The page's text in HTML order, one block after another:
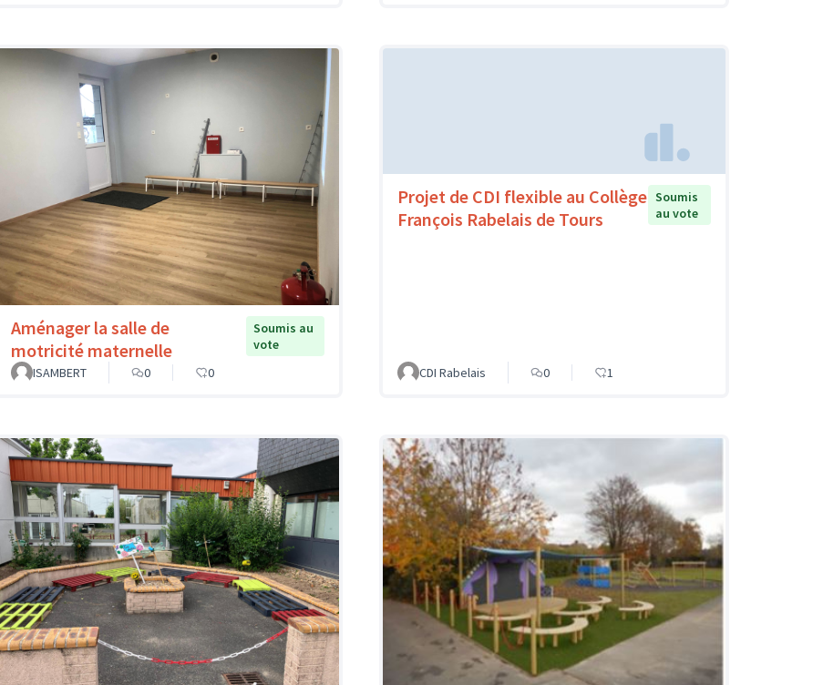
Aménager la salle de
motricité maternelle
Soumis au
vote
ISAMBERT
0 0
Projet de CDI flexible au Collège
François Rabelais de Tours
Soumis
au vote
CDI Rabelais 0 1